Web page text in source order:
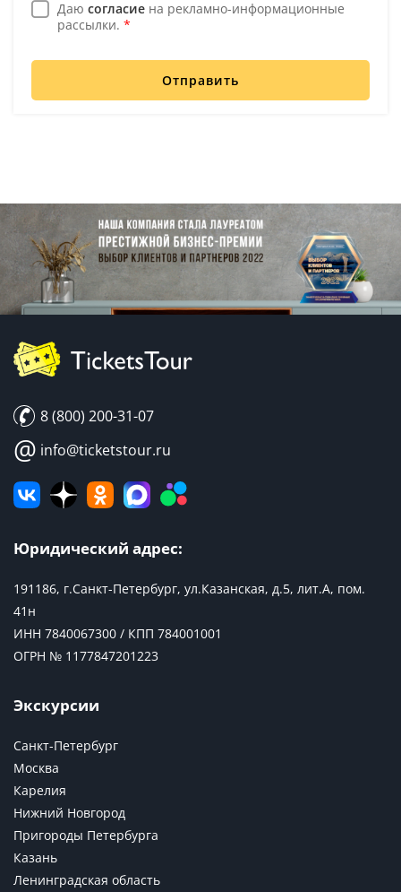
Даю согласие на рекламно-информационные
рассылки. *
Отправить
8 (800) 200-31-07
@ info@ticketstour.ru
Юридический адрес:
191186, г.Санкт-Петербург, ул.Казанская, д.5, лит.А, пом.
41н
ИНН 7840067300 / КПП 784001001
ОГРН № 1177847201223
Экскурсии
Санкт-Петербург
Москва
Карелия
Нижний Новгород
Пригороды Петербурга
Казань
Ленинградская область